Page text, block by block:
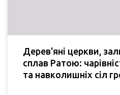
Дерев'яні церкви,
сплав Ратою:
та навколишніх сіл